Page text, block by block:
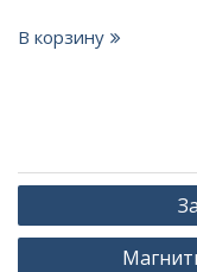
В корзину
Навигация
по